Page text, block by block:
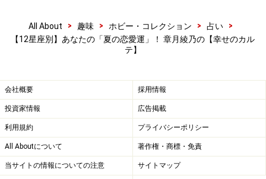
求めることに。
おうちが一番と引きこもりモードになりそう。でも、快
適なスペースに好きな人がいてくれたら最高だと思って
います。結婚願望、共同生活への憧れが募っていくタイ
ミングです。
All About > 趣味 > ホビー・コレクション > 占い
>
【12星座別】あなたの「夏の恋愛運」！ 章月綾乃の【幸せのカル
テ】
会社概要 採用情報
投資家情報 広告掲載
利用規約 プライバシーポリシー
All Aboutについて 著作権・商標・免責
当サイトの情報についての注意 サイトマップ